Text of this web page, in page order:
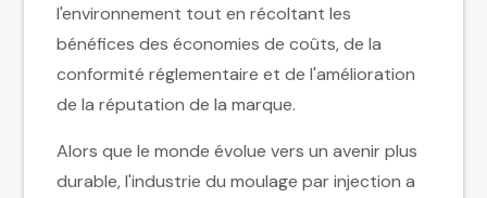
l'environnement tout en récoltant les
bénéfices des économies de coûts, de la
conformité réglementaire et de l'amélioration
de la réputation de la marque.
Alors que le monde évolue vers un avenir plus
durable, l'industrie du moulage par injection a